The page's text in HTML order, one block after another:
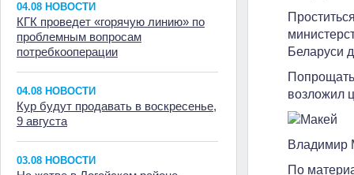
04.08 НОВОСТИ
КГК проведет «горячую линию» по
проблемным вопросам
потребкооперации
04.08 НОВОСТИ
Кур будут продавать в воскресенье,
9 августа
03.08 НОВОСТИ
Беларуси
возложил
Владимир
По